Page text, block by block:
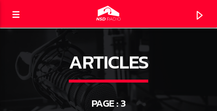
NSD RADIO
LE DIRECT
ARTICLES
PAGE : 3